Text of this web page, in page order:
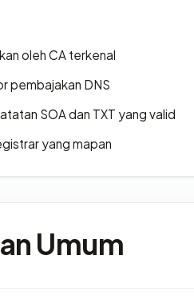
oleh CA terkenal
pembajakan DNS
SOA dan TXT yang valid
yang mapan
Umum